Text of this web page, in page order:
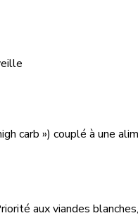
carb ») couplé à une
aux viandes